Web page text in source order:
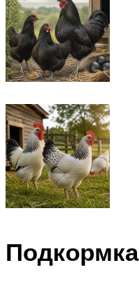
Подкормка